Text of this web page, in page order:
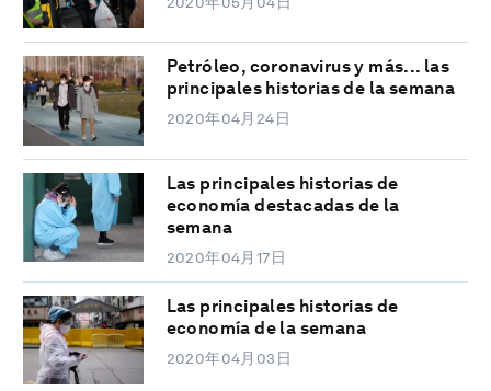
Petróleo, coronavirus y más... las
principales historias de la semana
2020年04月24日
Las principales historias de
economía destacadas de la
semana
2020年04月17日
Las principales historias de
economía de la semana
2020年04月03日